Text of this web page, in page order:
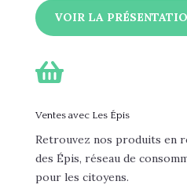
VOIR LA

Ventes avec Les Épis
Retrouvez nos produits en
des Épis, réseau de
pour les citoyens.